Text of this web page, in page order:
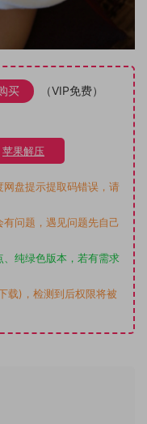
买
（VIP免费）
苹果解压
盘提示提取码错误，请
问题，遇见问题先自己
纯绿色版本，若有需求
)，检测到后权限将被